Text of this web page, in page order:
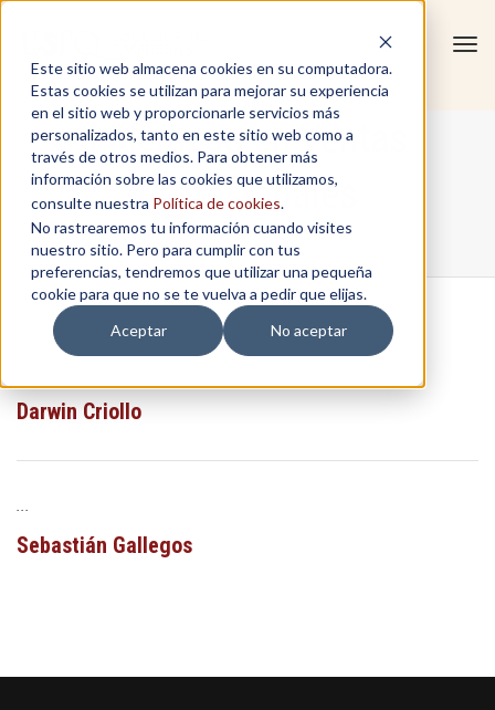
Este sitio web almacena cookies en su computadora.
Estas cookies se utilizan para mejorar su experiencia
en el sitio web y proporcionarle servicios más
personalizados, tanto en este sitio web como a
través de otros medios. Para obtener más
información sobre las cookies que utilizamos,
consulte nuestra Política de cookies.
No rastrearemos tu información cuando visites
nuestro sitio. Pero para cumplir con tus
preferencias, tendremos que utilizar una pequeña
cookie para que no se te vuelva a pedir que elijas.
Aceptar
No aceptar
Liderazgo en Ventas
Profesionales
Home / Liderazgo en Ventas Profesionales
Darwin Criollo
Sebastián Gallegos